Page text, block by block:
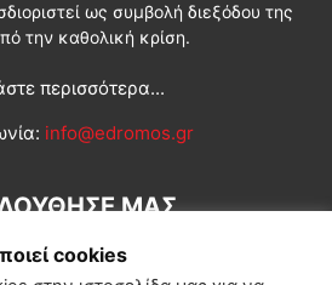
ως συμβολή διεξόδου της
την καθολική κρίση.
περισσότερα...
info@edromos.gr
ΜΑΣ
cookies